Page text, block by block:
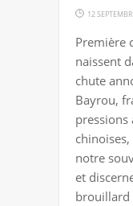
12
Première
naissent
chute
Bayrou,
pressions
notre
et
brouillard